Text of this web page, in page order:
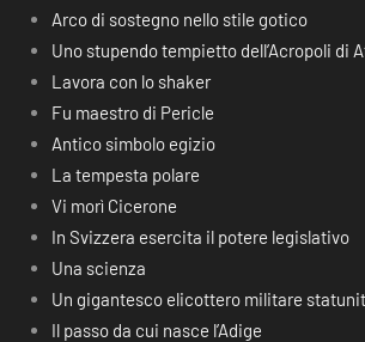
Arco di sostegno nello stile gotico
Uno stupendo tempietto dell’Acropoli di
Lavora con lo shaker
Fu maestro di Pericle
Antico simbolo egizio
La tempesta polare
Vi morì Cicerone
In Svizzera esercita il potere legislativo
Una scienza
Un gigantesco elicottero militare
Il passo da cui nasce l’Adige